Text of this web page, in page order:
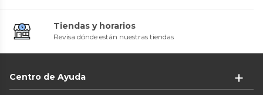
Tiendas y horarios
Revisa dónde están nuestras tiendas
Centro de Ayuda